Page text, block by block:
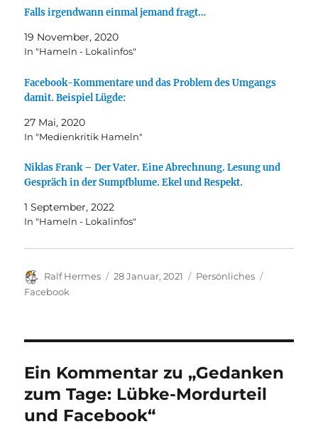
Falls irgendwann einmal jemand fragt…
19 November, 2020
In "Hameln - Lokalinfos"
Facebook-Kommentare und das Problem des Umgangs
damit. Beispiel Lügde:
27 Mai, 2020
In "Medienkritik Hameln"
Niklas Frank – Der Vater. Eine Abrechnung. Lesung und
Gespräch in der Sumpfblume. Ekel und Respekt.
1 September, 2022
In "Hameln - Lokalinfos"
Autor
Ralf Hermes
Veröffentlicht
28 Januar, 2021 Kategorien
Persönliches
Facebook
Ein Kommentar zu „Gedanken
zum Tage: Lübke-Mordurteil
und Facebook“